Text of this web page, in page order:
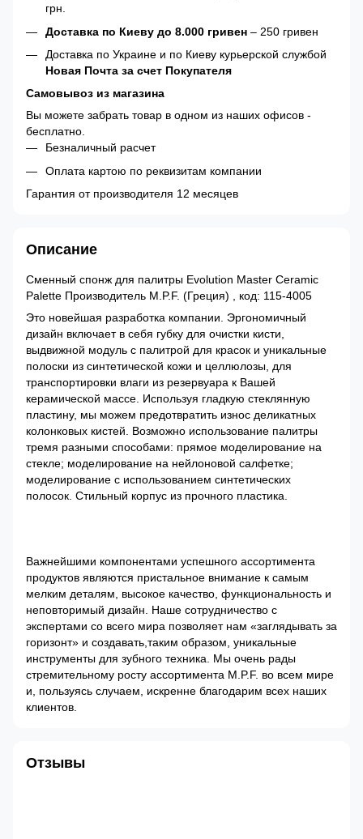
грн.
Доставка по Киеву до 8.000 гривен – 250 гривен
Доставка по Украине и по Киеву курьерской службой
Новая Почта за счет Покупателя
Самовывоз из магазина
Вы можете забрать товар в одном из наших офисов -
бесплатно.
Безналичный расчет
Оплата картою по реквизитам компании
Гарантия от производителя 12 месяцев
Описание
Сменный спонж для палитры Evolution Master Ceramic
Palette Производитель M.P.F. (Греция) , код: 115-4005
Это новейшая разработка компании. Эргономичный
дизайн включает в себя губку для очистки кисти,
выдвижной модуль с палитрой для красок и уникальные
полоски из синтетической кожи и целлюлозы, для
транспортировки влаги из резервуара к Вашей
керамической массе. Используя гладкую стеклянную
пластину, мы можем предотвратить износ деликатных
колонковых кистей. Возможно использование палитры
тремя разными способами: прямое моделирование на
стекле; моделирование на нейлоновой салфетке;
моделирование с использованием синтетических
полосок. Стильный корпус из прочного пластика.
Важнейшими компонентами успешного ассортимента
продуктов являются пристальное внимание к самым
мелким деталям, высокое качество, функциональность и
неповторимый дизайн. Наше сотрудничество с
экспертами со всего мира позволяет нам «заглядывать за
горизонт» и создавать,таким образом, уникальные
инструменты для зубного техника. Мы очень рады
стремительному росту ассортимента M.P.F. во всем мире
и, пользуясь случаем, искренне благодарим всех наших
клиентов.
Отзывы